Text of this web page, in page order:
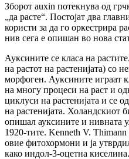
Зборот auxin потекнува од
„да расте“. Постојат два
користи за да го оркестрира
нив сега е опишан во нова
Ауксините се класа на
на растот на растенијата) со
морфоген. Ауксините играат
на многу процеси на раст и
циклуси на растенијата и се
на растенијата. Холандскиот
опишал ауксините и нивната
1920-тите. Kenneth V.
овие фитохормони и ја
како индол-3-оцетна киселина.